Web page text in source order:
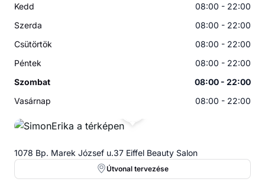
Kedd
08:00 - 22:00
Szerda
08:00 - 22:00
Csütörtök
08:00 - 22:00
Péntek
08:00 - 22:00
Szombat
08:00 - 22:00
Vasárnap
08:00 - 22:00
1078 Bp. Marek József u.37 Eiffel Beauty Salon
Útvonal tervezése